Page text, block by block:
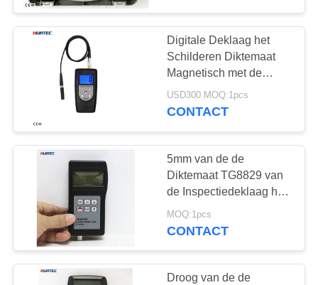
X-Ray pijpleiding
Crawlers
35
Holiday Detector
22
Digitale Deklaag het
Schilderen Diktemaat
Magnetisch met de
Meter van de de
Filmdikte van het
USD300 MOQ:1pcs
CONTACT
5mm van de de
Diktemaat TG8829 van
de Inspectiedeklaag het
Pand van de de
Deklaagdikte
MOQ:1pcs
CONTACT
Droog van de de